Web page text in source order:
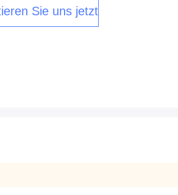
Sie uns jetzt